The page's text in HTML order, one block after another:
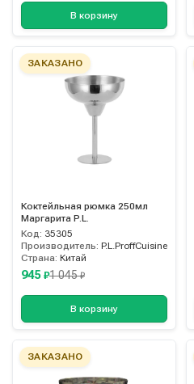
В корзину
ЗАКАЗАНО
Коктейльная рюмка 250мл
Маргарита P.L.
Код: 35305
Производитель: P.L.ProffCuisine
Страна: Китай
945 ₽1 045₽
В корзину
ЗАКАЗАНО